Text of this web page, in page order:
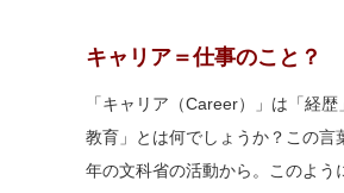
キャリア＝仕事のこと？
「キャリア（Career）」は「経
教育」とは何でしょうか？この
年の文科省の活動から。このよう